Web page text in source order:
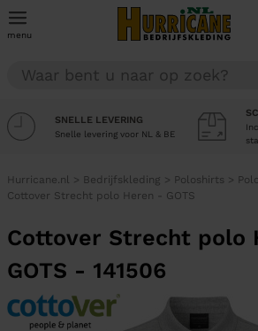
menu
SNELLE LEVERING
Snelle levering voor NL & BE
Hurricane.nl > Bedrijfskleding > Poloshirts >
Cottover Strecht polo Heren - GOTS
Cottover Strecht polo
GOTS - 141506